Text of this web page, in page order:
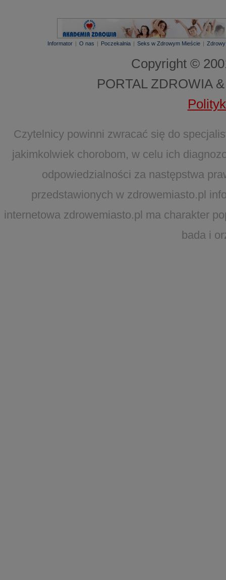
Informator | O nas | Poczekalnia | Seks w Zdrowym Mieście |
Copyright ©
PORTAL ZDROWIA
Czytelnicy powinni zwracać się do
jakimkolwiek chorobom, w celu ich
odpowiedzialności za następstwa
przedstawionych w zdrowemiasto.pl
internetowa zdrowemiasto.pl ma charakter
bada i